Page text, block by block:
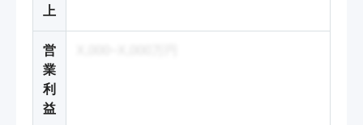
上
営
業
利
益